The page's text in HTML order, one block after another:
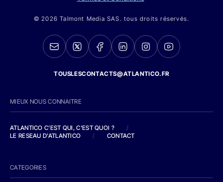
© 2026 Talmont Media SAS. tous droits réservés.
TOUSLESCONTACTS@ATLANTICO.FR
MIEUX NOUS CONNAITRE
ATLANTICO C'EST QUI, C'EST QUOI ?
/
LE RESEAU D'ATLANTICO
/ CONTACT
CATEGORIES